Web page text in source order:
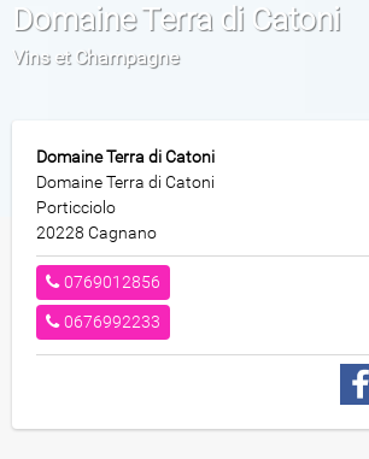
Domaine Terra di Catoni
Vins et Champagne
Domaine Terra di Catoni
Domaine Terra di Catoni
Porticciolo
20228 Cagnano
0769012856
0676992233